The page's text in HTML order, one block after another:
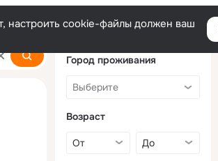
настроить cookie-файлы должен ваш
Город проживания
Возраст